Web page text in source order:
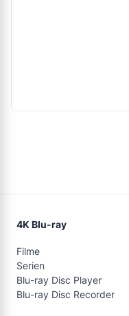
4K Blu-ray
Filme
Serien
Blu-ray Disc Player
Blu-ray Disc Recorder